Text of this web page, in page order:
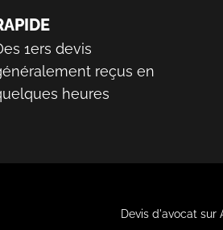
1ers devis
reçus en
heures
Devis d'avocat sur